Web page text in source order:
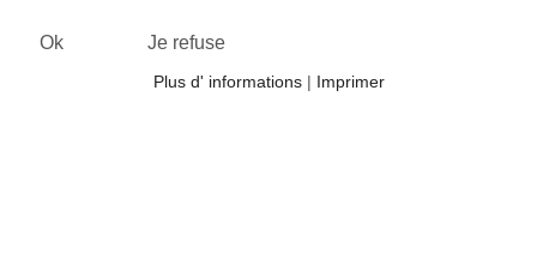
Ok Je refuse
Plus d' informations| Imprimer